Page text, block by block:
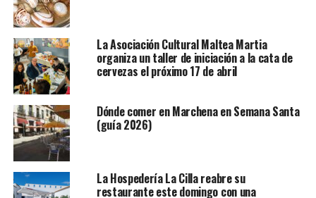
La Asociación Cultural Maltea Martia
organiza un taller de iniciación a la cata de
cervezas el próximo 17 de abril
Dónde comer en Marchena en Semana Santa
(guía 2026)
La Hospedería La Cilla reabre su
restaurante este domingo con una